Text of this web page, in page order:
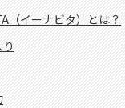
（イーナビタ）とは？